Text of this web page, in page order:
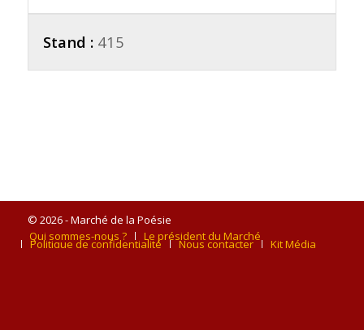
Stand : 415
© 2026 - Marché de la Poésie
Qui sommes-nous ?
Le président du Marché
Politique de confidentialité Nous contacter Kit Média